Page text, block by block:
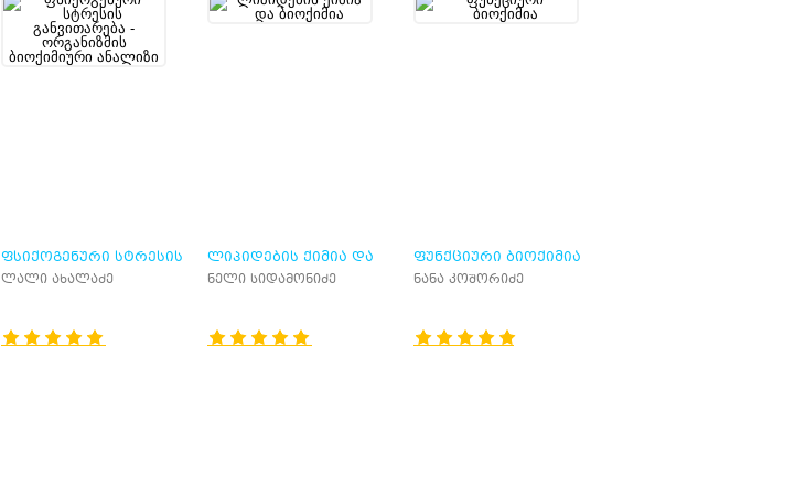
ᲤᲡᲘᲥᲝᲒᲔᲜᲣᲠᲘ ᲡᲢᲠᲔᲡᲘᲡ
ᲒᲐᲜᲕᲘᲗᲐᲠᲔᲑᲐ -
ლალი ახალაძე
ᲚᲘᲞᲘᲓᲔᲑᲘᲡ ᲥᲘᲛᲘᲐ ᲓᲐ
ᲑᲘᲝᲥᲘᲛᲘᲐ
ნელი სიდამონიძე
ᲤᲣᲜᲥᲪᲘᲣᲠᲘ ᲑᲘᲝᲥᲘᲛᲘᲐ
ნანა კოშორიძე